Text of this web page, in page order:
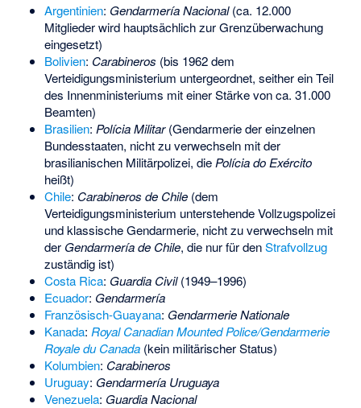
Argentinien: Gendarmería Nacional(ca. 12.000
Mitglieder wird hauptsächlich zur Grenzüberwachung
eingesetzt)
Bolivien: Carabineros (bis 1962 dem
Verteidigungsministerium untergeordnet, seither ein Teil
des Innenministeriums mit einer Stärke von ca. 31.000
Beamten)
Brasilien: Polícia Militar(Gendarmerie der einzelnen
Bundesstaaten, nicht zu verwechseln mit der
brasilianischen Militärpolizei, die Polícia do Exército
heißt)
Chile: Carabineros de Chile(dem
Verteidigungsministerium unterstehende Vollzugspolizei
und klassische Gendarmerie, nicht zu verwechseln mit
der Gendarmería de Chile, die nur für denStrafvollzug
zuständig ist)
Costa Rica: Guardia Civil(1949–1996)
Ecuador: Gendarmería
Französisch-Guayana: Gendarmerie Nationale
Kanada: Royal Canadian Mounted Police/Gendarmerie
Royale du Canada(kein militärischer Status)
Kolumbien: Carabineros
Uruguay: Gendarmería Uruguaya
Venezuela: Guardia Nacional